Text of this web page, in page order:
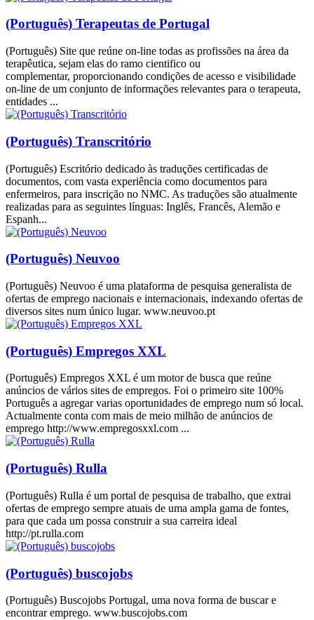
(Português) Terapeutas de Portugal
(Português) Site que reúne on-line todas as profissões na área da
terapêutica, sejam elas do ramo cientifico ou
complementar, proporcionando condições de acesso e visibilidade
on-line de um conjunto de informações relevantes para o terapeuta,
entidades ...
(Português) Transcritório
(Português) Escritório dedicado às traduções certificadas de
documentos, com vasta experiência como documentos para
enfermeiros, para inscrição no NMC. As traduções são atualmente
realizadas para as seguintes línguas: Inglês, Francês, Alemão e
Espanh...
(Português) Neuvoo
(Português) Neuvoo é uma plataforma de pesquisa generalista de
ofertas de emprego nacionais e internacionais, indexando ofertas de
diversos sites num único lugar. www.neuvoo.pt
(Português) Empregos XXL
(Português) Empregos XXL é um motor de busca que reúne
anúncios de vários sites de empregos. Foi o primeiro site 100%
Português a agregar varias oportunidades de emprego num só local.
Actualmente conta com mais de meio milhão de anúncios de
emprego http://www.empregosxxl.com ...
(Português) Rulla
(Português) Rulla é um portal de pesquisa de trabalho, que extrai
ofertas de emprego sempre atuais de uma ampla gama de fontes,
para que cada um possa construir a sua carreira ideal
http://pt.rulla.com
(Português) buscojobs
(Português) Buscojobs Portugal, uma nova forma de buscar e
encontrar emprego. www.buscojobs.com